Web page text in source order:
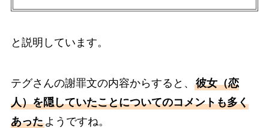
と説明しています。
テグさんの謝罪文の内容からすると、 彼女（恋
人）を隠していたことについてのコメントも多く
あったようですね。